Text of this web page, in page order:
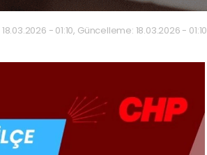
- 01:10, Güncelleme: 18.03.2026 - 01:10